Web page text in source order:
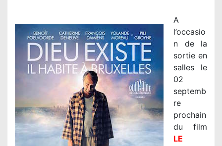
A
l’occasio
n de la
sortie en
salles le
02
septemb
re
prochain
du film
LE